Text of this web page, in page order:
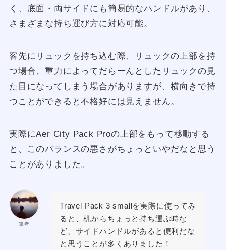
く、底面・両サイドにも簡易的なハンドルがあり、
さまざまな持ち運び方に対応可能。
客先にリュックを持ち込む際、リュックの上部を持
つ場合、重力によってだらーんとしたリュックの見
た目になってしまう場合がありますが、横向きで持
つことができると不格好には見えません。
実際にAer City Pack Proの上部をもって移動する
と、このバランスの悪さがちょっといやだなと思う
ことがありました。
筆者
Travel Pack 3 smallを実際に使ってみ
ると、机からちょっと持ち運ぶ時な
ど、サイドハンドルがあると便利だな
と思うことが多くありました！